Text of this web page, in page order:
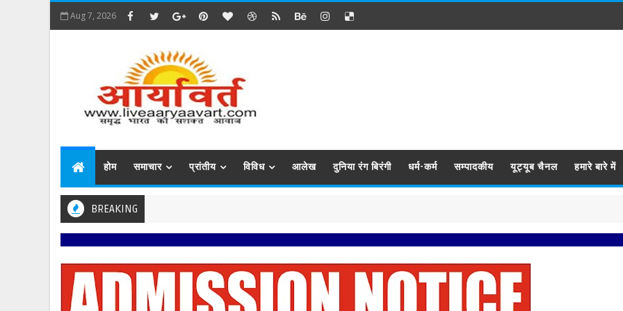
Aug 7, 2026
होम समाचार प्रांतीय विविध आलेख दुनिया रंग बिरंगी धर्म-कर्म सम्पादकीय यूट्यूब चैनल हमारे बारे में
BREAKING